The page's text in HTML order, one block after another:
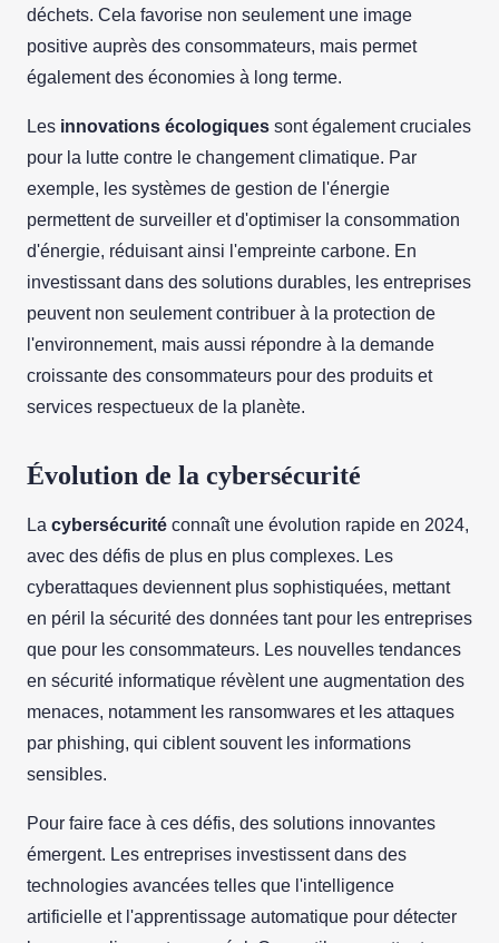
déchets. Cela favorise non seulement une image
positive auprès des consommateurs, mais permet
également des économies à long terme.
Les innovations écologiques sont également cruciales
pour la lutte contre le changement climatique. Par
exemple, les systèmes de gestion de l'énergie
permettent de surveiller et d'optimiser la consommation
d'énergie, réduisant ainsi l'empreinte carbone. En
investissant dans des solutions durables, les entreprises
peuvent non seulement contribuer à la protection de
l'environnement, mais aussi répondre à la demande
croissante des consommateurs pour des produits et
services respectueux de la planète.
Évolution de la cybersécurité
La cybersécurité connaît une évolution rapide en 2024,
avec des défis de plus en plus complexes. Les
cyberattaques deviennent plus sophistiquées, mettant
en péril la sécurité des données tant pour les entreprises
que pour les consommateurs. Les nouvelles tendances
en sécurité informatique révèlent une augmentation des
menaces, notamment les ransomwares et les attaques
par phishing, qui ciblent souvent les informations
sensibles.
Pour faire face à ces défis, des solutions innovantes
émergent. Les entreprises investissent dans des
technologies avancées telles que l'intelligence
artificielle et l'apprentissage automatique pour détecter